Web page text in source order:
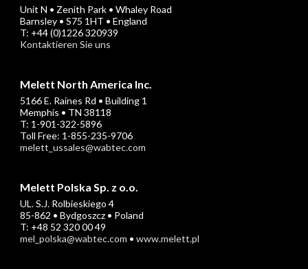
Unit N • Zenith Park • Whaley Road
Barnsley • S75 1HT • England
T: +44 (0)1226 320939
Kontaktieren Sie uns
Melett North America Inc.
5166 E. Raines Rd • Building 1
Memphis • TN 38118
T: 1-901-322-5896
Toll Free: 1-855-235-9706
melett_ussales@wabtec.com
Melett Polska Sp. z o.o.
UL. S.J. Rolbieskiego 4
85-862 • Bydgoszcz • Poland
T: +48 52 320 00 49
mel_polska@wabtec.com • www.melett.pl